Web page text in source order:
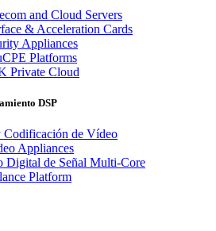
and Cloud Servers
& Acceleration Cards
Appliances
Platforms
Private Cloud
DSP
de Vídeo
Appliances
Digital de Señal Multi-Core
Platform